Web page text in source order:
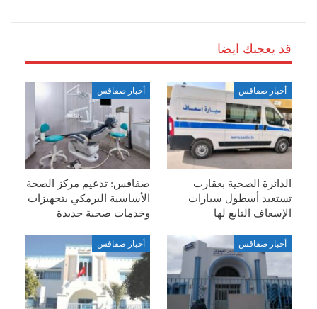
قد يعجبك ايضا
أخبار صفاقس
الدائرة الصحية بعقارب
تستعيد أسطول سيارات
الإسعاف التابع لها
أخبار صفاقس
صفاقس: تدعيم مركز الصحة
الأساسية البرمكي بتجهيزات
وخدمات صحية جديدة
أخبار صفاقس أخبار صفاقس